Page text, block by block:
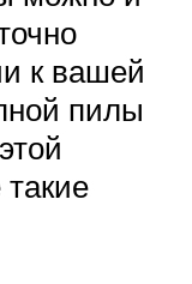
к вашей
пилы